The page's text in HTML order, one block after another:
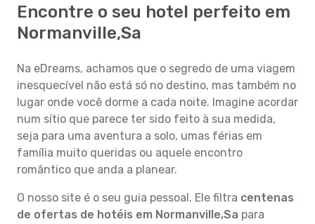
Encontre o seu hotel perfeito em
Normanville,Sa
Na eDreams, achamos que o segredo de uma viagem
inesquecível não está só no destino, mas também no
lugar onde você dorme a cada noite. Imagine acordar
num sítio que parece ter sido feito à sua medida,
seja para uma aventura a solo, umas férias em
família muito queridas ou aquele encontro
romântico que anda a planear.
O nosso site é o seu guia pessoal. Ele filtra centenas
de ofertas de hotéis em Normanville,Sa para